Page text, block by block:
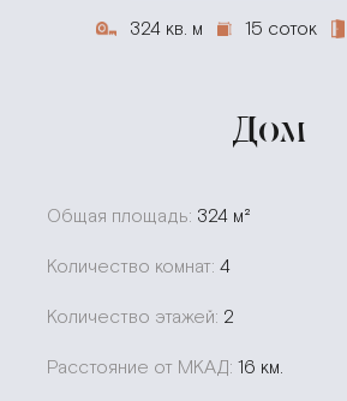
324 кв. м 15 соток
Дом
Общая площадь: 324 м²
Количество комнат: 4
Количество этажей: 2
Расстояние от МКАД: 16 км.